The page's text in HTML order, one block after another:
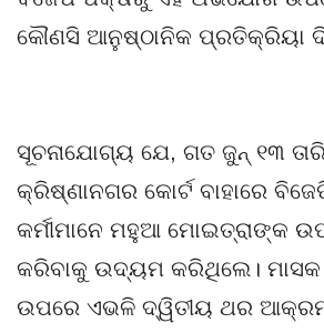
କୌଣସି ଆନୁଷ୍ଠାନିକ ପ୍ରତିକ୍ରିୟା
ସୂଚନାଯୋଗ୍ୟ ଯେ, ଗତ ଜୁନ୍ ୧୩
କ୍ରିଷ୍ଣାନଗର କୋର୍ଟ ବାହାରେ
କର୍ମୀମାନେ ମହୁଆ ମୋଇତ୍ରାଙ୍କ
କରିବାକୁ ଉଦ୍ୟମ କରିଥିଲେ। ମାସକ
ଉପରେ ଏଭଳି ଦ୍ୱିତୀୟ ଥର